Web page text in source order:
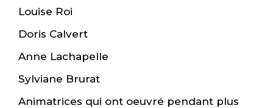
Louise Roi
Doris Calvert
Anne Lachapelle
Sylviane Brurat
Animatrices qui ont oeuvré pendant plus